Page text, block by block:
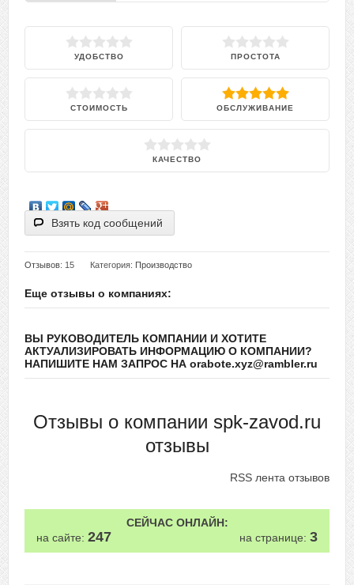
УДОБСТВО ПРОСТОТА
СТОИМОСТЬ ОБСЛУЖИВАНИЕ
КАЧЕСТВО
Взять код сообщений
Отзывов: 15 Категория: Производство
Еще отзывы о компаниях:
ВЫ РУКОВОДИТЕЛЬ КОМПАНИИ И ХОТИТЕ
АКТУАЛИЗИРОВАТЬ ИНФОРМАЦИЮ О КОМПАНИИ?
НАПИШИТЕ НАМ ЗАПРОС НА orabote.xyz@rambler.ru
Отзывы о компании spk-zavod.ru
отзывы
RSS лента отзывов
СЕЙЧАС ОНЛАЙН:
на сайте: 247 на странице: 3